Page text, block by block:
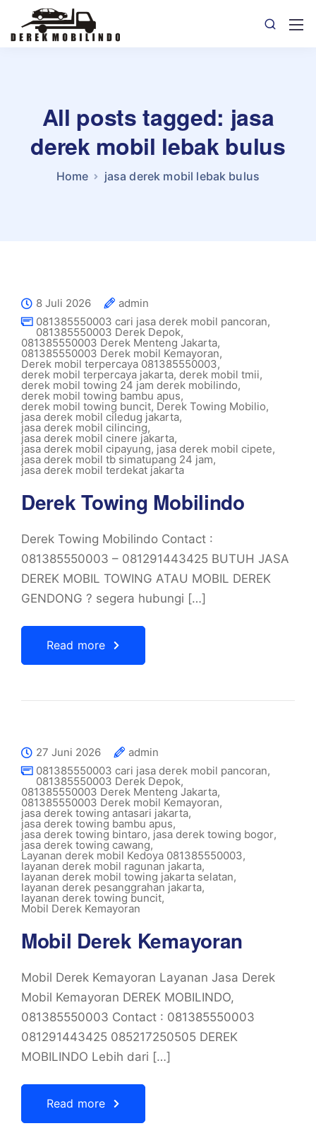
All posts tagged: jasa
derek mobil lebak bulus
Home jasa derek mobil lebak bulus
8 Juli 2026
admin
081385550003 cari jasa derek mobil pancoran,
081385550003 Derek Depok,
081385550003 Derek Menteng Jakarta,
081385550003 Derek mobil Kemayoran,
Derek mobil terpercaya 081385550003,
derek mobil terpercaya jakarta, derek mobil tmii,
derek mobil towing 24 jam derek mobilindo,
derek mobil towing bambu apus,
derek mobil towing buncit, Derek Towing Mobilio,
jasa derek mobil ciledug jakarta,
jasa derek mobil cilincing,
jasa derek mobil cinere jakarta,
jasa derek mobil cipayung, jasa derek mobil cipete,
jasa derek mobil tb simatupang 24 jam,
jasa derek mobil terdekat jakarta
Derek Towing Mobilindo
Derek Towing Mobilindo Contact :
081385550003 – 081291443425 BUTUH JASA
DEREK MOBIL TOWING ATAU MOBIL DEREK
GENDONG ? segera hubungi […]
Read more
27 Juni 2026
admin
081385550003 cari jasa derek mobil pancoran,
081385550003 Derek Depok,
081385550003 Derek Menteng Jakarta,
081385550003 Derek mobil Kemayoran,
jasa derek towing antasari jakarta,
jasa derek towing bambu apus,
jasa derek towing bintaro, jasa derek towing bogor,
jasa derek towing cawang,
Layanan derek mobil Kedoya 081385550003,
layanan derek mobil ragunan jakarta,
layanan derek mobil towing jakarta selatan,
layanan derek pesanggrahan jakarta,
layanan derek towing buncit,
Mobil Derek Kemayoran
Mobil Derek Kemayoran
Mobil Derek Kemayoran Layanan Jasa Derek
Mobil Kemayoran DEREK MOBILINDO,
081385550003 Contact : 081385550003
081291443425 085217250505 DEREK
MOBILINDO Lebih dari […]
Read more